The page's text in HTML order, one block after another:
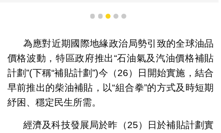
1 2 3 4 5
為應對近期國際地緣政治局勢引致的全球油品
價格波動，特區政府推出“石油氣及汽油價格補貼
計劃”(下稱“補貼計劃”)今（26）日開始實施，結合
早前推出的柴油補貼，以“組合拳”的方式及時短期
紓困、穩定民生所需。
經濟及科技發展局於昨（25）日於補貼計劃實